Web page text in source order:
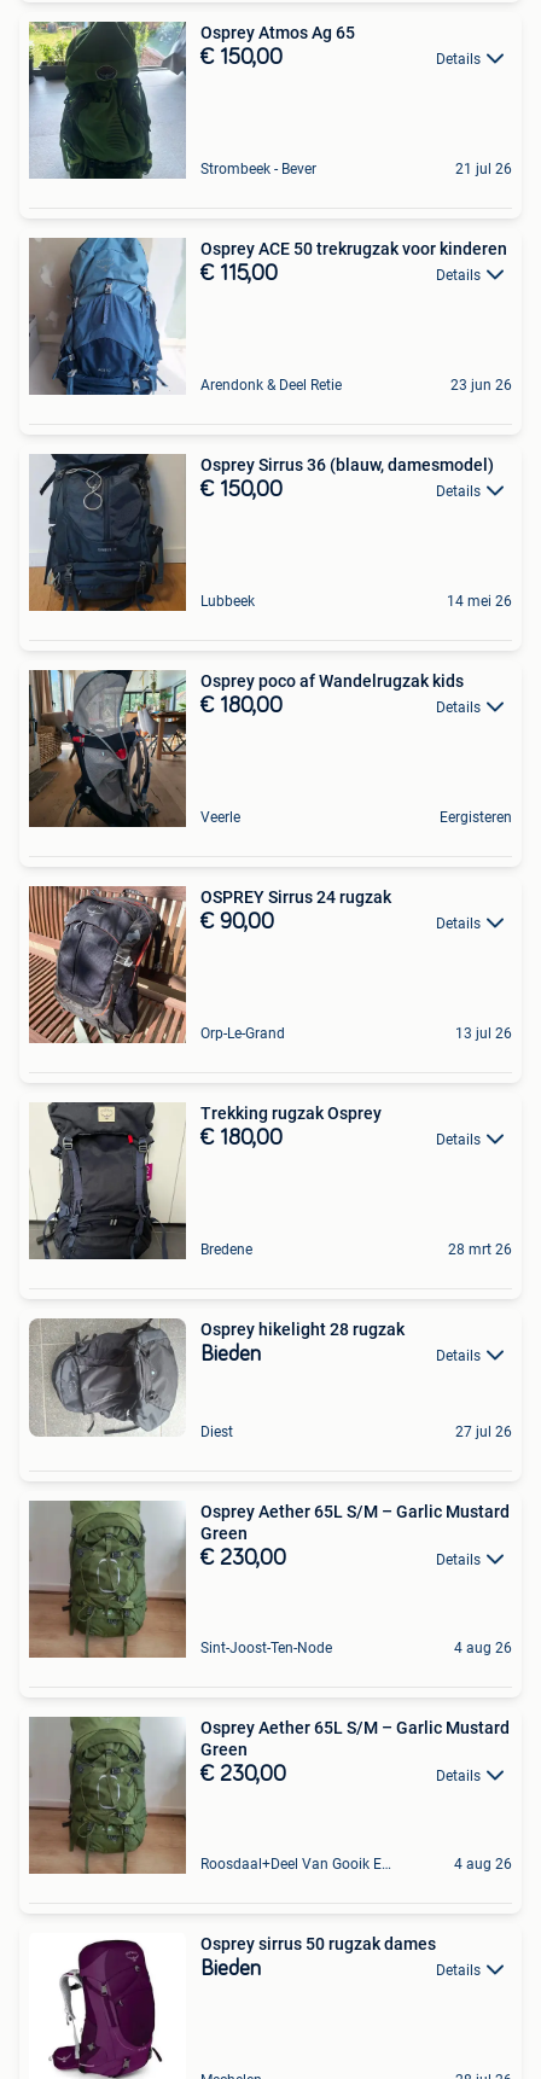
Osprey Atmos Ag 65
€ 150,00 Details
Strombeek - Bever 21 jul 26
Osprey ACE 50 trekrugzak voor kinderen
€ 115,00 Details
Arendonk & Deel Retie 23 jun 26
Osprey Sirrus 36 (blauw, damesmodel)
€ 150,00 Details
Lubbeek 14 mei 26
Osprey poco af Wandelrugzak kids
€ 180,00 Details
Veerle Eergisteren
OSPREY Sirrus 24 rugzak
€ 90,00 Details
Orp-Le-Grand 13 jul 26
Trekking rugzak Osprey
€ 180,00 Details
Bredene 28 mrt 26
Osprey hikelight 28 rugzak
Bieden Details
Diest 27 jul 26
Osprey Aether 65L S/M – Garlic Mustard
Green
€ 230,00 Details
Sint-Joost-Ten-Node 4 aug 26
Osprey Aether 65L S/M – Garlic Mustard
Green
€ 230,00 Details
Roosdaal+Deel Van Gooik En Sint-Kwintens-Lennik 4 aug 26
Osprey sirrus 50 rugzak dames
Bieden Details